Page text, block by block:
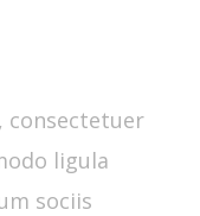
consectetuer
ligula
sociis